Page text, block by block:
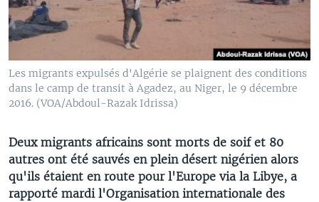
Les migrants expulsés d'Algérie se plaignent des conditions
dans le camp de transit à Agadez, au Niger, le 9 décembre
2016. (VOA/Abdoul-Razak Idrissa)
Deux migrants africains sont morts de soif et 80
autres ont été sauvés en plein désert nigérien alors
qu'ils étaient en route pour l'Europe via la Libye, a
rapporté mardi l'Organisation internationale des